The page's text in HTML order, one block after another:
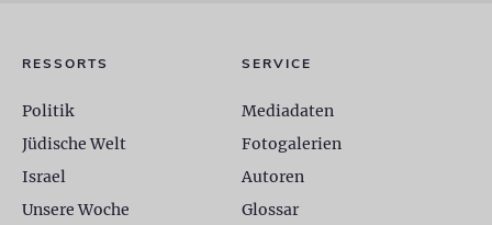
RESSORTS
Politik
Jüdische Welt
Israel
Unsere Woche
SERVICE
Mediadaten
Fotogalerien
Autoren
Glossar